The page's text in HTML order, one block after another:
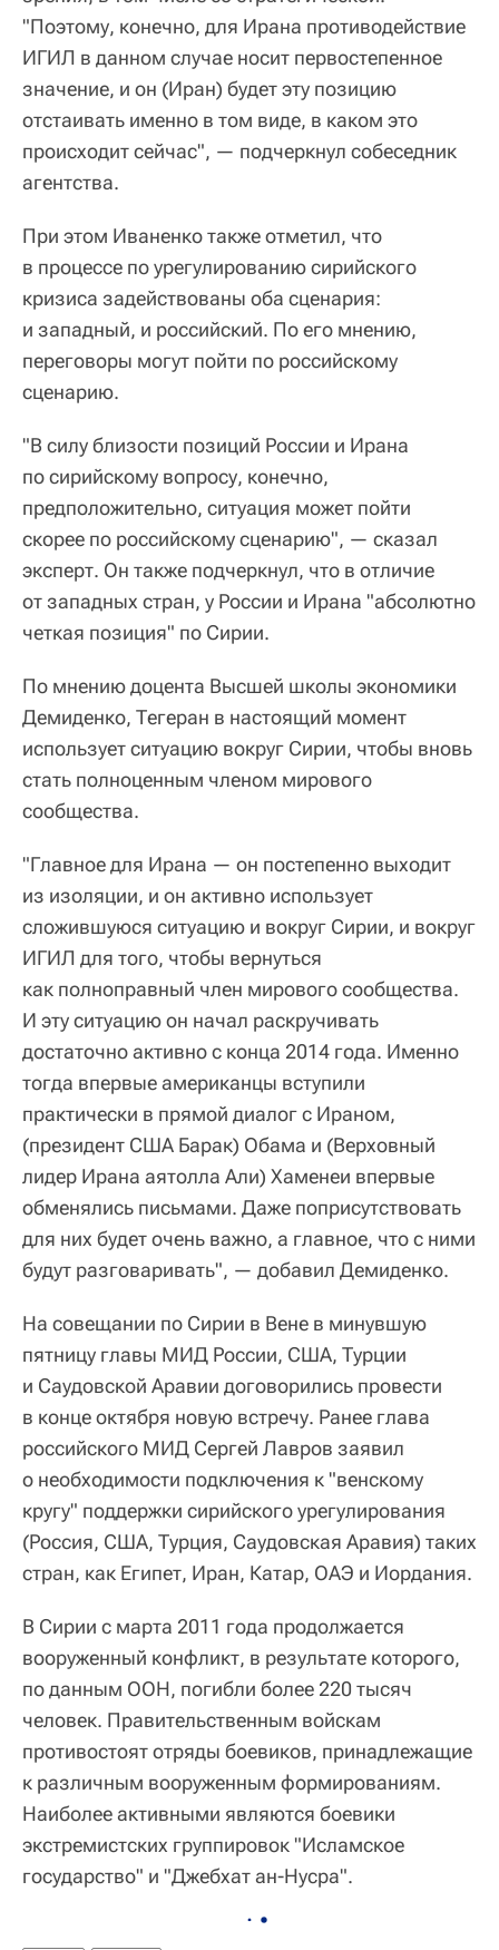
"Поэтому, конечно, для Ирана противодействие
ИГИЛ в данном случае носит первостепенное
значение, и он (Иран) будет эту позицию
отстаивать именно в том виде, в каком это
происходит сейчас", — подчеркнул собеседник
агентства.
При этом Иваненко также отметил, что
в процессе по урегулированию сирийского
кризиса задействованы оба сценария:
и западный, и российский. По его мнению,
переговоры могут пойти по российскому
сценарию.
"В силу близости позиций России и Ирана
по сирийскому вопросу, конечно,
предположительно, ситуация может пойти
скорее по российскому сценарию", — сказал
эксперт. Он также подчеркнул, что в отличие
от западных стран, у России и Ирана "абсолютно
четкая позиция" по Сирии.
По мнению доцента Высшей школы экономики
Демиденко, Тегеран в настоящий момент
использует ситуацию вокруг Сирии, чтобы вновь
стать полноценным членом мирового
сообщества.
"Главное для Ирана — он постепенно выходит
из изоляции, и он активно использует
сложившуюся ситуацию и вокруг Сирии, и вокруг
ИГИЛ для того, чтобы вернуться
как полноправный член мирового сообщества.
И эту ситуацию он начал раскручивать
достаточно активно с конца 2014 года. Именно
тогда впервые американцы вступили
практически в прямой диалог с Ираном,
(президент США Барак) Обама и (Верховный
лидер Ирана аятолла Али) Хаменеи впервые
обменялись письмами. Даже поприсутствовать
для них будет очень важно, а главное, что с ними
будут разговаривать", — добавил Демиденко.
На совещании по Сирии в Вене в минувшую
пятницу главы МИД России, США, Турции
и Саудовской Аравии договорились провести
в конце октября новую встречу. Ранее глава
российского МИД Сергей Лавров заявил
о необходимости подключения к "венскому
кругу" поддержки сирийского урегулирования
(Россия, США, Турция, Саудовская Аравия) таких
стран, как Египет, Иран, Катар, ОАЭ и Иордания.
В Сирии с марта 2011 года продолжается
вооруженный конфликт, в результате которого,
по данным ООН, погибли более 220 тысяч
человек. Правительственным войскам
противостоят отряды боевиков, принадлежащие
к различным вооруженным формированиям.
Наиболее активными являются боевики
экстремистских группировок "Исламское
государство" и "Джебхат ан-Нусра".